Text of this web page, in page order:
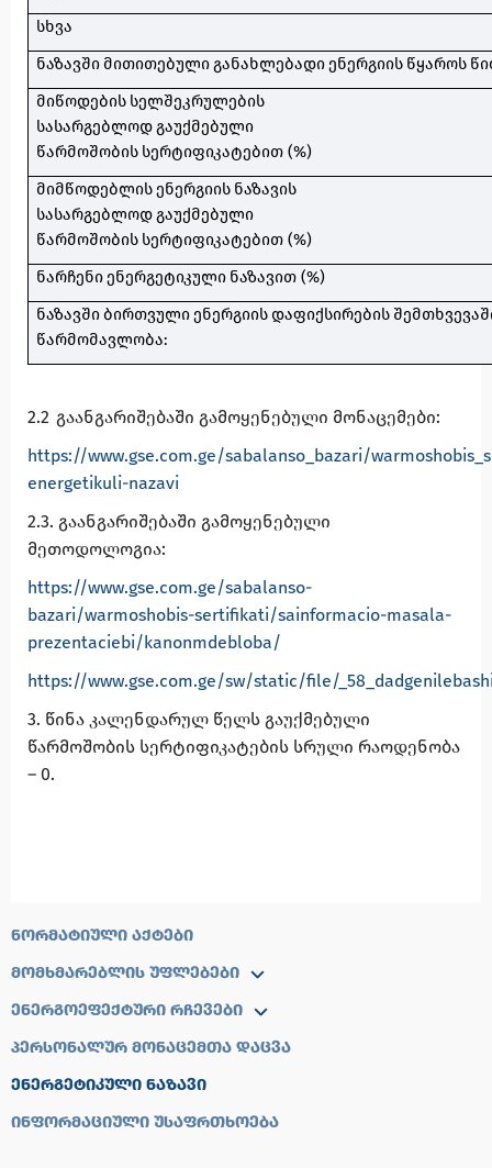
ᲜᲝᲠᲛᲐᲢᲘᲣᲚᲘ ᲐᲥᲢᲔᲑᲘ
ᲛᲝᲛᲮᲛᲐᲠᲔᲑᲚᲘᲡ ᲣᲤᲚᲔᲑᲔᲑᲘ
ᲔᲜᲔᲠᲒᲝᲔᲤᲔᲥᲢᲣᲠᲘ ᲠᲩᲔᲕᲔᲑᲘ
ᲞᲔᲠᲡᲝᲜᲐᲚᲣᲠ ᲛᲝᲜᲐᲪᲔᲛᲗᲐ ᲓᲐᲪᲕᲐ
ᲔᲜᲔᲠᲒᲔᲢᲘᲙᲣᲚᲘ ᲜᲐᲖᲐᲕᲘ
ᲘᲜᲤᲝᲠᲛᲐᲪᲘᲣᲚᲘ ᲣᲡᲐᲤᲠᲗᲮᲝᲔᲑᲐ
სხვა
ნაზავში მითითებულიგანახლებადიენერგიის წყაროს
მიწოდების სელშეკრულების
სასარგებლოდგაუქმებული
წარმოშობის სერტიფიკატებით (%)
მიმწოდებლისენერგიის ნაზავის
სასარგებლოდგაუქმებული
წარმოშობის სერტიფიკატებით (%)
ნარჩენიენერგეტიკული ნაზავით (%)
ნაზავშიბირთვულიენერგიის დაფიქსირების
წარმომავლობა:
2.2 გაანგარიშებაში გამოყენებული მონაცემები:
https://www.gse.com.ge/sabalanso_bazari/
energetikuli-nazavi
2.3. გაანგარიშებაში გამოყენებული
მეთოდოლოგია:
https://www.gse.com.ge/sabalanso-
bazari/warmoshobis-sertifikati/sainformacio-masala-
prezentaciebi/kanonmdebloba/
https://www.gse.com.ge/sw/static/file/
3. წინა კალენდარულ წელს გაუქმებული
წარმოშობის სერტიფიკატების სრული რაოდენობა
– 0.